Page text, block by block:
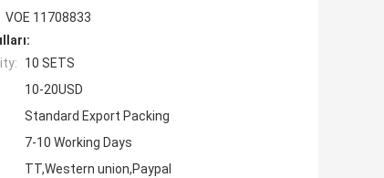
VOE 11708833
10 SETS
10-20USD
Standard Export Packing
7-10 Working Days
TT,Western union,Paypal